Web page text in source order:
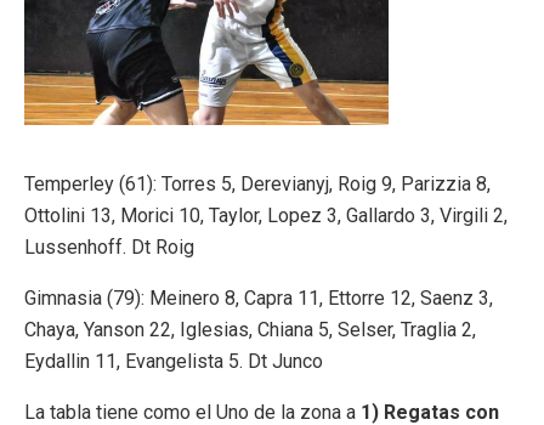
Temperley (61): Torres 5, Derevianyj, Roig 9, Parizzia 8,
Ottolini 13, Morici 10, Taylor, Lopez 3, Gallardo 3, Virgili 2,
Lussenhoff. Dt Roig
Gimnasia (79): Meinero 8, Capra 11, Ettorre 12, Saenz 3,
Chaya, Yanson 22, Iglesias, Chiana 5, Selser, Traglia 2,
Eydallin 11, Evangelista 5. Dt Junco
La tabla tiene como el Uno de la zona a 1) Regatas con